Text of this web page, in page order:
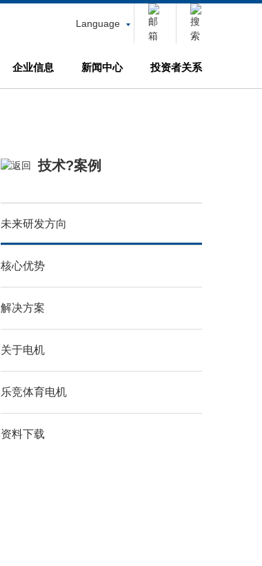
Language
企业信息 新闻中心 投资者关系
技术?案例
未来研发方向
核心优势
解决方案
关于电机
乐竞体育电机
资料下载